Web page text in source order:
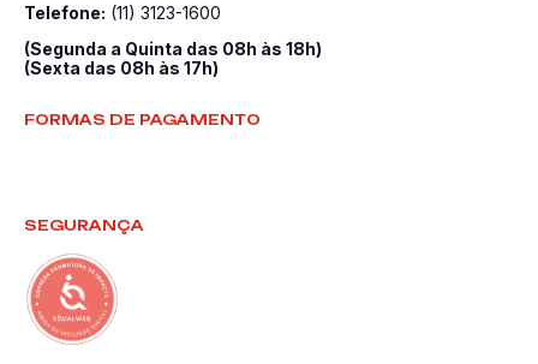
Telefone: (11) 3123-1600
(Segunda a Quinta das 08h às 18h)
(Sexta das 08h às 17h)
FORMAS DE PAGAMENTO
SEGURANÇA